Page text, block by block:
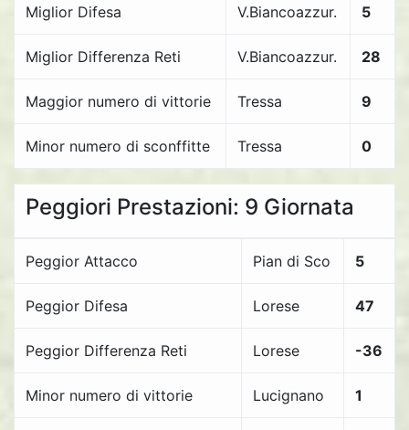
Miglior Difesa V.Biancoazzur. 5
Miglior Differenza Reti V.Biancoazzur. 28
Maggior numero di vittorie Tressa 9
Minor numero di sconffitte Tressa 0
Peggiori Prestazioni: 9 Giornata
Peggior Attacco Pian di Sco 5
Peggior Difesa Lorese 47
Peggior Differenza Reti Lorese -36
Minor numero di vittorie Lucignano 1